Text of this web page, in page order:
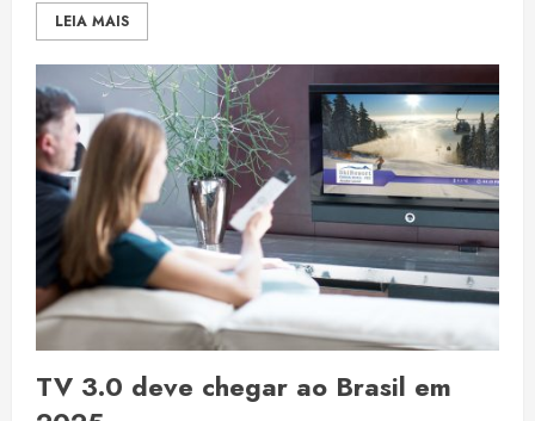
LEIA MAIS
TV 3.0 deve chegar ao Brasil em